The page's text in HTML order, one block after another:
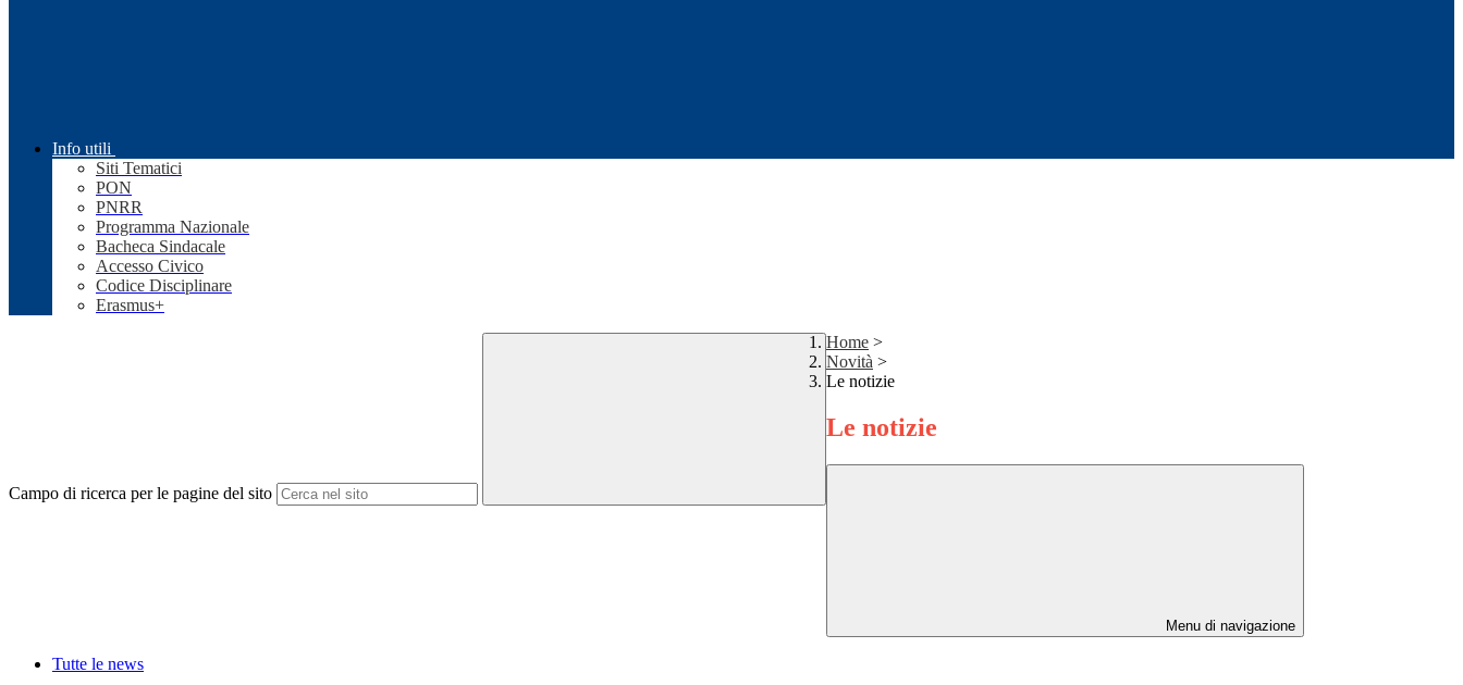
Info utili
Siti Tematici
PON
PNRR
Programma Nazionale
Bacheca Sindacale
Accesso Civico
Codice Disciplinare
Erasmus+
Campo di ricerca per le pagine del sito
Home >
Novità >
Le notizie
Le notizie
Menu di navigazione
Tutte le news